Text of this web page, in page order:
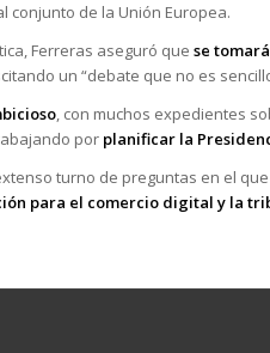
conjunto de la Unión Europea.
Ferreras aseguró que se
un “debate que no es
, con muchos expedientes
por planificar la
turno de preguntas en el
para el comercio digital y la